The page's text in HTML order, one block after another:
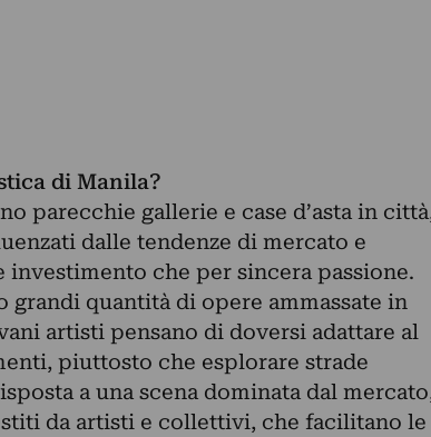
di Manila?
parecchie gallerie e case d’asta in
dalle tendenze di mercato e
che per sincera passione.
grandi quantità di opere ammassate in
artisti pensano di doversi adattare al
piuttosto che esplorare strade
a una scena dominata dal
da artisti e collettivi, che facilitano le